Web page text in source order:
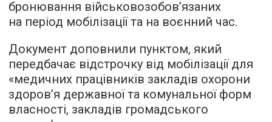
бронювання військовозобовʼязаних
на період мобілізації та на воєнний час.
Документ доповнили пунктом, який
передбачає відстрочку від мобілізації для
«медичних працівників закладів охорони
здоров’я державної та комунальної форм
власності, закладів громадського